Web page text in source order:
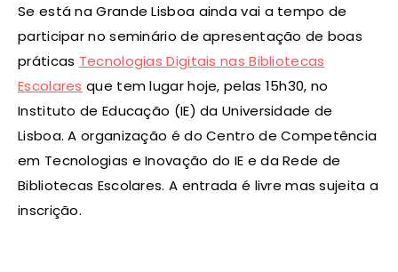
Se está na Grande Lisboa ainda vai a tempo de
participar no seminário de apresentação de boas
práticas Tecnologias Digitais nas Bibliotecas
Escolares que tem lugar hoje, pelas 15h30, no
Instituto de Educação (IE) da Universidade de
Lisboa. A organização é do Centro de Competência
em Tecnologias e Inovação do IE e da Rede de
Bibliotecas Escolares. A entrada é livre mas sujeita a
inscrição.